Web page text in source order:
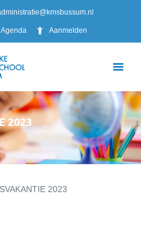
Agenda Aanmelden
2023
2023